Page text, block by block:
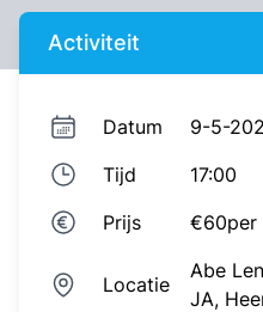
Activiteit
Datum
9-5-
Tijd
17:00
Prijs
€60per
Locatie
Abe
JA,